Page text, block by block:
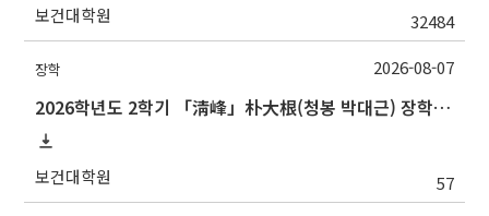
보건대학원 32484
장학
2026학년도 2학기 「淸峰」朴大根(청봉 박대근) 장학금 신청 안내
보건대학원 57
2026-08-07